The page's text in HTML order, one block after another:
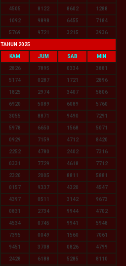
4505 8122 8602 1288
1092 9898 6455 7184
5769 9721 3215 3936
TAHUN 2025
KAM JUM SAB MIN
2826 7895 0334 3881
5174 0287 1721 2896
1825 2974 3407 5806
6920 5089 6089 5760
3055 8871 9490 7291
5978 6650 1568 5071
0929 7159 4712 8420
2252 4780 2402 7316
0331 7729 4618 7712
2320 2005 8811 5881
0157 9337 4320 4547
4397 0511 3142 9673
0831 2734 9944 4702
4534 0745 9941 5948
7395 0049 1560 7061
9451 3708 0826 4799
2428 6188 5285 8110